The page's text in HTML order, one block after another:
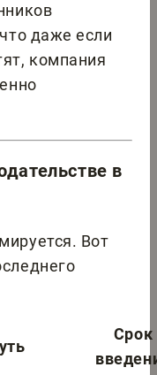
даже если
компания
в
Вот
Срок